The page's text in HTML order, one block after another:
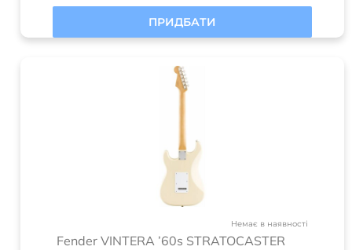
ПРИДБАТИ
Немає в наявності
Fender VINTERA ’60s STRATOCASTER